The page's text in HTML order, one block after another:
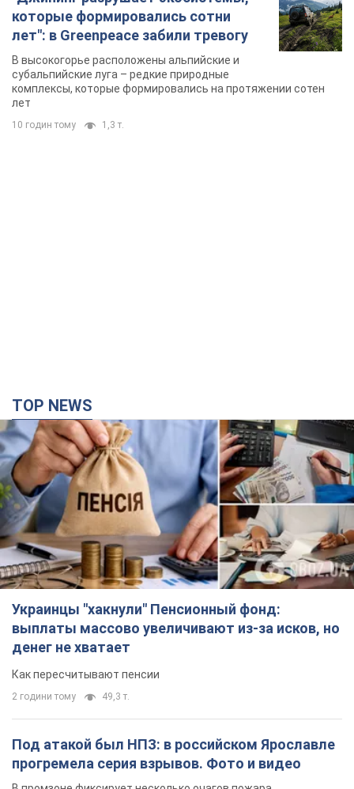
Украинцы "хакнули" Пенсионный фонд:
выплаты массово увеличивают из-за исков, но
денег не хватает
Как пересчитывают пенсии
2 години тому 49,3 т.
Под атакой был НПЗ: в российском Ярославле
прогремела серия взрывов. Фото и видео
В промзоне фиксирует несколько очагов пожара
9 хвилин тому 3,4 т.
ВСУ отминусовали ещё 1330 оккупантов и
сбили более 1800 российских БПЛА – Генштаб
Численность путинской армии сокращается
3 години тому 16,2 т.